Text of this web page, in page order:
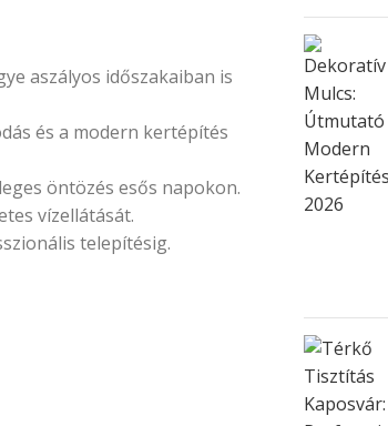
aszályos időszakaiban is
és a modern kertépítés
öntözés esős napokon.
vízellátását.
telepítésig.